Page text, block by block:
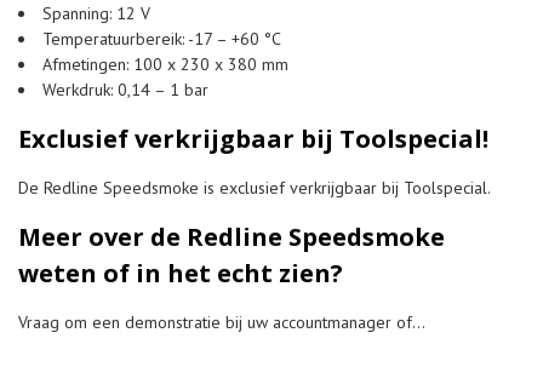
Spanning: 12 V
Temperatuurbereik: -17 – +60 °C
Afmetingen: 100 x 230 x 380 mm
Werkdruk: 0,14 – 1 bar
Exclusief verkrijgbaar bij Toolspecial!
De Redline Speedsmoke is exclusief verkrijgbaar bij Toolspecial.
Meer over de Redline Speedsmoke
weten of in het echt zien?
Vraag om een demonstratie bij uw accountmanager of…